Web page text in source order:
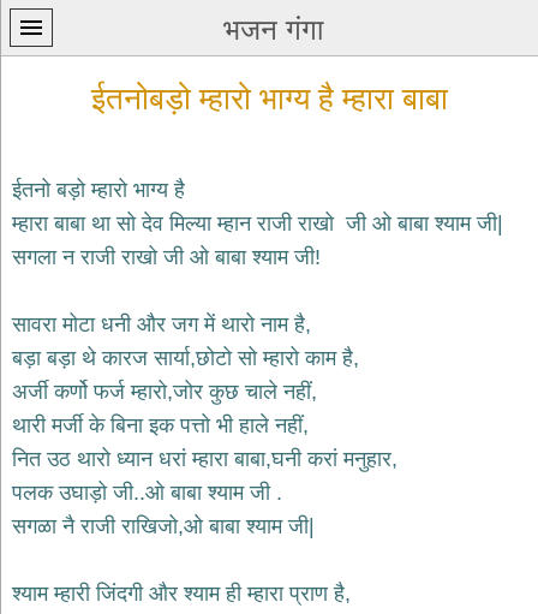
भजन गंगा
प्रथम
पन्ना
कृष्ण
भजन
krishna
bhajans
शिव
भजन
bhajans
हनुमान
hanuman
bhajans
ईतनोबड़ो म्हारो भाग्य है म्हारा बाबा
ईतनो बड़ो म्हारो भाग्य है
म्हारा बाबा था सो देव मिल्या म्हान राजी राखो जी ओ बाबा श्याम जी|
सगला न राजी राखो जी ओ बाबा श्याम जी!
सावरा मोटा धनी और जग में थारो नाम है,
बड़ा बड़ा थे कारज सार्या,छोटो सो म्हारो काम है,
अर्जी कर्णो फर्ज म्हारो,जोर कुछ चाले नहीं,
थारी मर्जी के बिना इक पत्तो भी हाले नहीं,
नित उठ थारो ध्यान धरां म्हारा बाबा,घनी करां मनुहार,
पलक उघाड़ो जी..ओ बाबा श्याम जी .
सगळा नै राजी राखिजो,ओ बाबा श्याम जी|
श्याम म्हारी जिंदगी और श्याम ही म्हारा प्राण है,